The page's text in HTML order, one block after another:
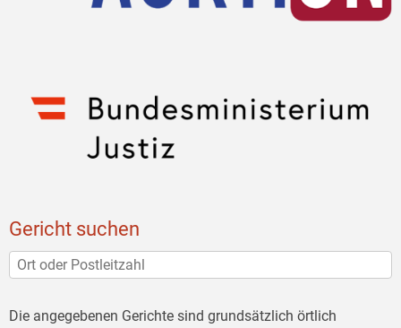
Gericht suchen
Die angegebenen Gerichte sind grundsätzlich örtlich